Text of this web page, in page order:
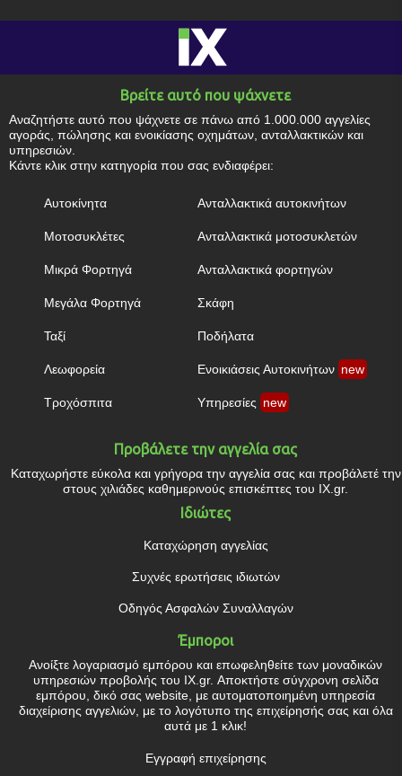
Βρείτε αυτό που ψάχνετε
Αναζητήστε αυτό που ψάχνετε σε πάνω από 1.000.000 αγγελίες
αγοράς, πώλησης και ενοικίασης οχημάτων, ανταλλακτικών και
υπηρεσιών.
Κάντε κλικ στην κατηγορία που σας ενδιαφέρει:
Αυτοκίνητα
Μοτοσυκλέτες
Μικρά Φορτηγά
Μεγάλα Φορτηγά
Ταξί
Λεωφορεία
Τροχόσπιτα
Ανταλλακτικά αυτοκινήτων
Ανταλλακτικά μοτοσυκλετών
Ανταλλακτικά φορτηγών
Σκάφη
Ποδήλατα
Ενοικιάσεις Αυτοκινήτων new
Υπηρεσίες new
Προβάλετε την αγγελία σας
Καταχωρήστε εύκολα και γρήγορα την αγγελία σας και προβάλετέ την
στους χιλιάδες καθημερινούς επισκέπτες του IX.gr.
Ιδιώτες
Καταχώρηση αγγελίας
Συχνές ερωτήσεις ιδιωτών
Οδηγός Ασφαλών Συναλλαγών
Έμποροι
Ανοίξτε λογαριασμό εμπόρου και επωφεληθείτε των μοναδικών
υπηρεσιών προβολής του IX.gr. Αποκτήστε σύγχρονη σελίδα
εμπόρου, δικό σας website, με αυτοματοποιημένη υπηρεσία
διαχείρισης αγγελιών, με το λογότυπο της επιχείρησής σας και όλα
αυτά με 1 κλικ!
Εγγραφή επιχείρησης